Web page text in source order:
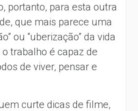
portanto, para esta outra
que mais parece uma
ou “uberização” da vida
trabalho é capaz de
de viver, pensar e
curte dicas de filme,